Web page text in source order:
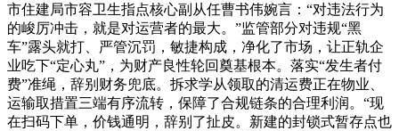
市住建局市容卫生指点核心副从任曹书伟婉言：“对违法行为
的峻厉冲击，就是对运营者的最大。”监管部分对违规“黑
车”露头就打、严管沉罚，敏捷构成，净化了市场，让正轨企
业吃下“定心丸”，为财产良性轮回奠基根本。落实“发生者付
费”准绳，辞别财务兜底。拆求学从领取的清运费正在物业、
运输取措置三端有序流转，保障了合规链条的合理利润。“现
在扫码下单，价钱通明，辞别了扯皮。新建的封锁式暂存点也